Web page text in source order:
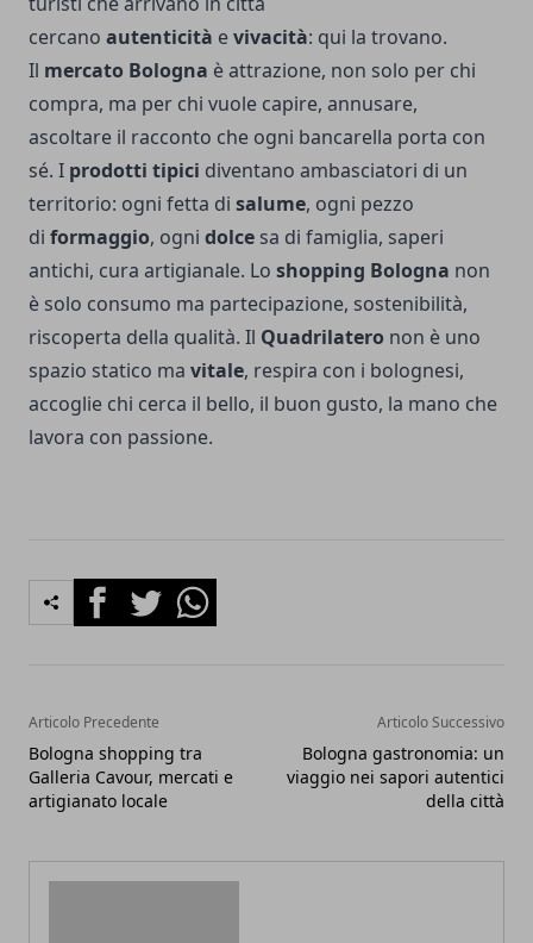
cercano autenticità evivacità: qui la trovano.
Il mercato Bologna è attrazione, non solo per chi
compra, ma per chi vuole capire, annusare,
ascoltare il racconto che ogni bancarella porta con
sé. I prodotti tipici diventano ambasciatori di un
territorio: ogni fetta di salume, ogni pezzo
di formaggio, ogni dolce sa di famiglia, saperi
antichi, cura artigianale. Lo shopping Bologna non
è solo consumo ma partecipazione, sostenibilità,
riscoperta della qualità. Il Quadrilatero non è uno
spazio statico ma vitale, respira con i bolognesi,
accoglie chi cerca il bello, il buon gusto, la mano che
lavora con passione.
FacebookTwitterWhatsapp
Articolo Precedente
Bologna shopping tra
Galleria Cavour, mercati e
artigianato locale
Articolo Successivo
Bologna gastronomia: un
viaggio nei sapori autentici
della città